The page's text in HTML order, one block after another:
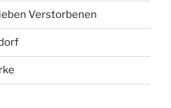
Verstorbenen